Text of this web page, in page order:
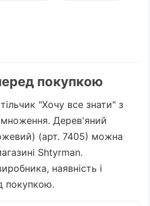
покупкою
"Хочу все знати" з
Дерев'яний
(арт. 7405) можна
Shtyrman.
наявність і
покупкою.